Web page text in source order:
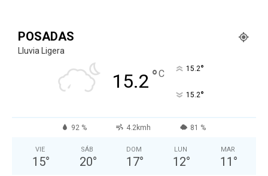
POSADAS
Lluvia Ligera
15.2 °C 15.2°
15.2°
92 % 4.2kmh 81 %
VIE
15°
SÁB
20°
DOM
17°
LUN
12°
MAR
11 °